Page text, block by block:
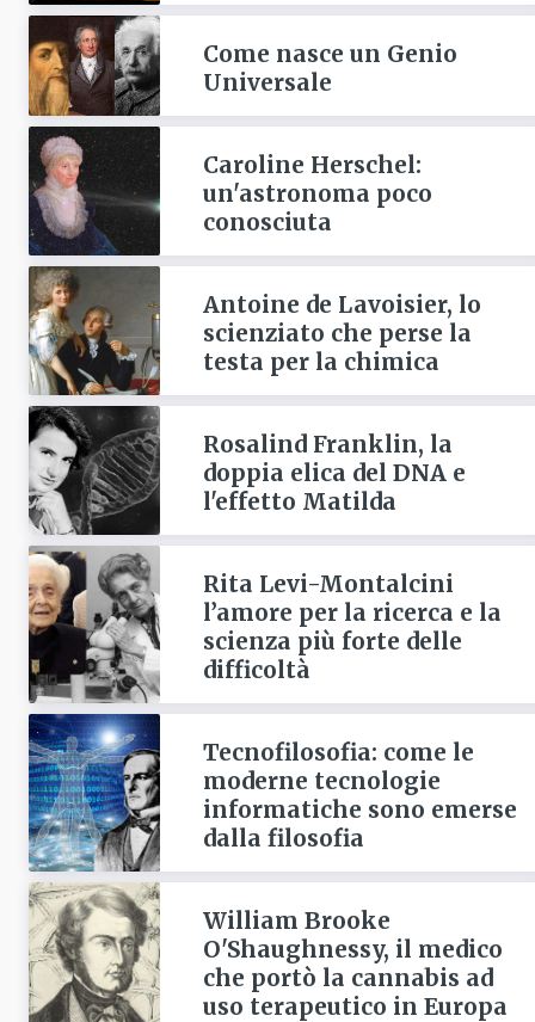
Come nasce un Genio
Universale
Caroline Herschel:
un'astronoma poco
conosciuta
Antoine de Lavoisier, lo
scienziato che perse la
testa per la chimica
Rosalind Franklin, la
doppia elica del DNA e
l'effetto Matilda
Rita Levi-Montalcini
l’amore per la ricerca e la
scienza più forte delle
difficoltà
Tecnofilosofia: come le
moderne tecnologie
informatiche sono emerse
dalla filosofia
William Brooke
O'Shaughnessy, il medico
che portò la cannabis ad
uso terapeutico in Europa